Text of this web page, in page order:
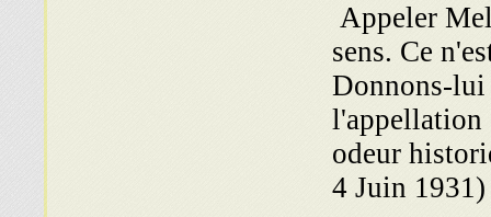
Appeler
sens. Ce
Donnons-lui
l'appellation
odeur
4 Juin 1931)